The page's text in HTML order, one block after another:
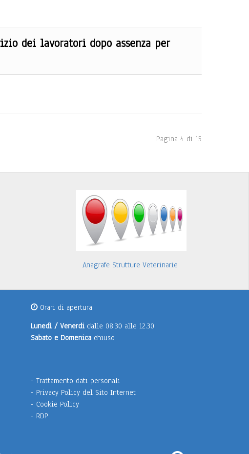
dei lavoratori dopo assenza per
Pagina 4 di 15
Anagrafe Strutture Veterinarie
Orari di apertura
Lunedì / Venerdidalle 08.30 alle 12.30
Sabato e Domenicachiuso
- Trattamento dati personali
- Privacy Policy del Sito Internet
- Cookie Policy
- RDP